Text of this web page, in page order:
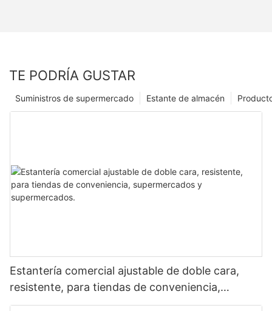
TE PODRÍA GUSTAR
Estante de almacén
Suministros de supermercado
Estantería comercial ajustable de doble cara,
resistente, para tiendas de conveniencia,
supermercados y supermercados.